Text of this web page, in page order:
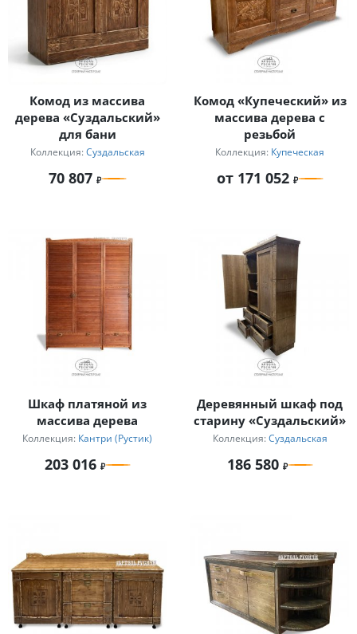
Комод из массива
дерева «Суздальский»
для бани
Коллекция: Суздальская
70 807
Комод «Купеческий» из
массива дерева с
резьбой
Коллекция: Купеческая
от 171 052
Шкаф платяной из
массива дерева
Коллекция: Кантри (Рустик)
203 016
Деревянный шкаф под
старину «Суздальский»
Коллекция: Суздальская
186 580